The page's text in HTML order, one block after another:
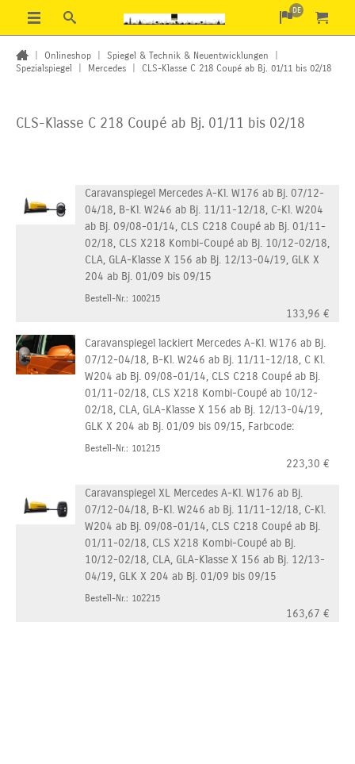
DE
Onlineshop Spiegel & Technik & Neuentwicklungen
Spezialspiegel
Mercedes CLS-Klasse C 218 Coupé ab Bj. 01/11 bis 02/18
CLS-Klasse C 218 Coupé ab Bj. 01/11 bis 02/18
Caravanspiegel Mercedes A-Kl. W176 ab Bj. 07/12-
04/18, B-Kl. W246 ab Bj. 11/11-12/18, C-Kl. W204
ab Bj. 09/08-01/14, CLS C218 Coupé ab Bj. 01/11-
02/18, CLS X218 Kombi-Coupé ab Bj. 10/12-02/18,
CLA, GLA-Klasse X 156 ab Bj. 12/13-04/19, GLK X
204 ab Bj. 01/09 bis 09/15
Bestell-Nr.: 100215
133,96 €
Caravanspiegel lackiert Mercedes A-Kl. W176 ab Bj.
07/12-04/18, B-Kl. W246 ab Bj. 11/11-12/18, C Kl.
W204 ab Bj. 09/08-01/14, CLS C218 Coupé ab Bj.
01/11-02/18, CLS X218 Kombi-Coupé ab 10/12-
02/18, CLA, GLA-Klasse X 156 ab Bj. 12/13-04/19,
GLK X 204 ab Bj. 01/09 bis 09/15, Farbcode:
Bestell-Nr.: 101215
223,30 €
Caravanspiegel XL Mercedes A-Kl. W176 ab Bj.
07/12-04/18, B-Kl. W246 ab Bj. 11/11-12/18, C-Kl.
W204 ab Bj. 09/08-01/14, CLS C218 Coupé ab Bj.
01/11-02/18, CLS X218 Kombi-Coupé ab Bj.
10/12-02/18, CLA, GLA-Klasse X 156 ab Bj. 12/13-
04/19, GLK X 204 ab Bj. 01/09 bis 09/15
Bestell-Nr.: 102215
163,67 €